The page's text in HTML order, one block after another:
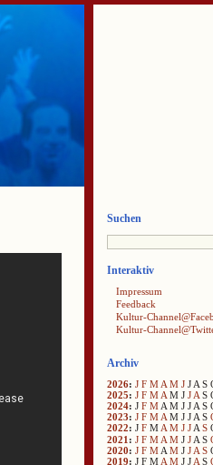
Suchen
Interaktiv
Impressum
Feedback
Kultur-
Kultur-
Archiv
2026: J F M A M J J A S
2025: J F M A M J J A S
2024: J F M A M J J A S
2023: J F M A M J J A S
2022: J F MA M J JA S
2021 : J F M A M J J A S
2020: J F M A M J J A S
2019: J F M A M J J A S